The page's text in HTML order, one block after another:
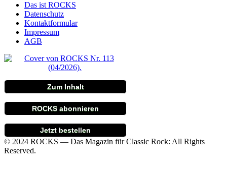
Das ist ROCKS
Datenschutz
Kontaktformular
Impressum
AGB
Zum Inhalt
ROCKS abonnieren
Jetzt bestellen
© 2024 ROCKS — Das Magazin für Classic Rock: All Rights
Reserved.